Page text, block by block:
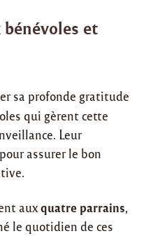
et
sa profonde gratitude
qui gèrent cette
Leur
assurer le bon
auxquatre parrains,
le quotidien de ces